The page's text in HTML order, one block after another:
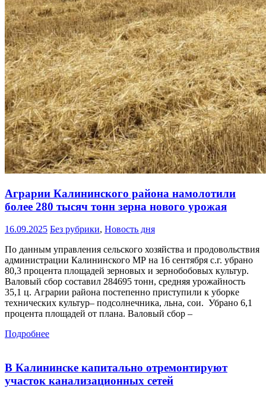
Аграрии Калининского района намолотили
более 280 тысяч тонн зерна нового урожая
16.09.2025 Без рубрики, Новость дня
По данным управления сельского хозяйства и продовольствия
администрации Калининского МР на 16 сентября с.г. убрано
80,3 процента площадей зерновых и зернобобовых культур.
Валовый сбор составил 284695 тонн, средняя урожайность
35,1 ц. Аграрии района постепенно приступили к уборке
технических культур– подсолнечника, льна, сои. Убрано 6,1
процента площадей от плана. Валовый сбор –
Подробнее
В Калининске капитально отремонтируют
участок канализационных сетей